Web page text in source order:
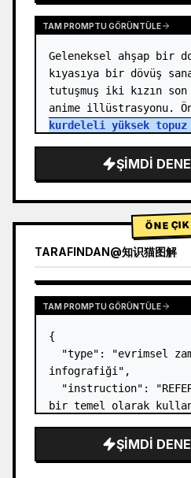
TAM PROMPTU GÖRÜNTÜLE
Geleneksel ahşap bir
kıyasıya bir dövüş
tutuşmuş iki kızın son
anime illüstrasyonu.
kurdeleli yüksek
ŞIMDI DENE
ÖNE
TARAFINDAN@知识猫图解
TAM PROMPTU GÖRÜNTÜLE
{
"type": "evrimsel
infografiği",
"instruction":
bir temel olarak
infografiğe dönüştürün.
rampaları belirgin taş
ŞIMDI DENE